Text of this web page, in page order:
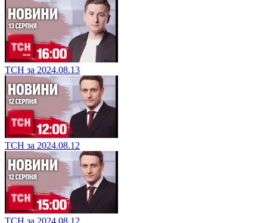
ТСН за 2024.08.13
ТСН за 2024.08.12
ТСН за 2024.08.12